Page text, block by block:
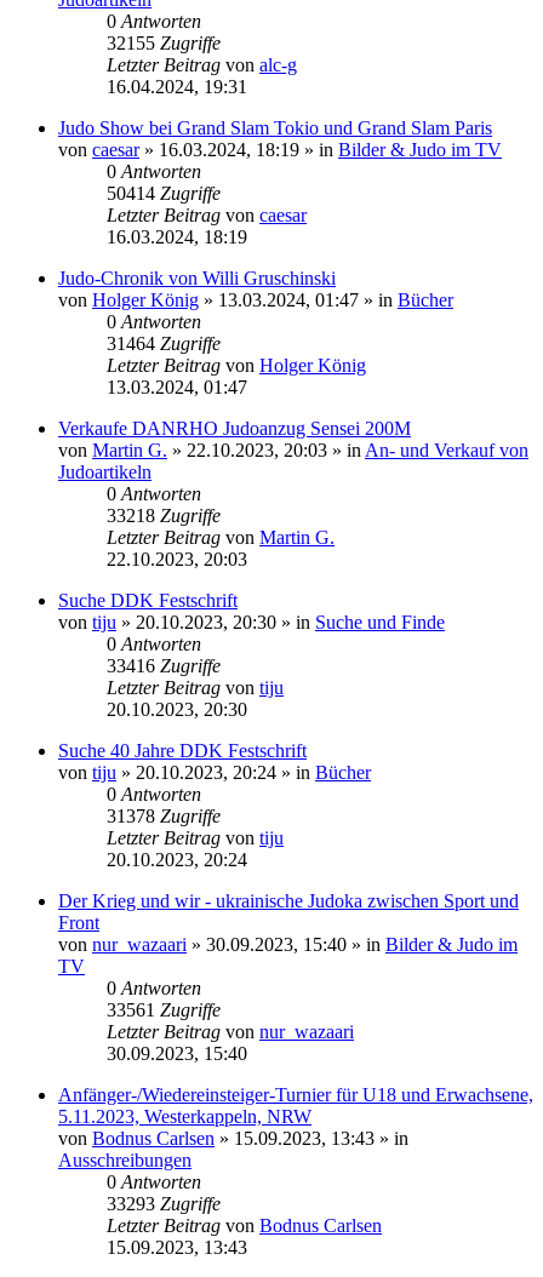
0 Antworten
32155 Zugriffe
Letzter Beitrag von alc-g
16.04.2024, 19:31
Judo Show bei Grand Slam Tokio und Grand Slam Paris
von caesar» 16.03.2024, 18:19 » in Bilder & Judo im TV
0 Antworten
50414 Zugriffe
Letzter Beitrag von caesar
16.03.2024, 18:19
Judo-Chronik von Willi Gruschinski
von Holger König » 13.03.2024, 01:47 » in Bücher
0 Antworten
31464 Zugriffe
Letzter Beitrag von Holger König
13.03.2024, 01:47
Verkaufe DANRHO Judoanzug Sensei 200M
von Martin G. » 22.10.2023, 20:03 » in An- und Verkauf von
Judoartikeln
0 Antworten
33218 Zugriffe
Letzter Beitrag von Martin G.
22.10.2023, 20:03
Suche DDK Festschrift
von tiju » 20.10.2023, 20:30 » in Suche und Finde
0 Antworten
33416 Zugriffe
Letzter Beitrag von tiju
20.10.2023, 20:30
Suche 40 Jahre DDK Festschrift
von tiju » 20.10.2023, 20:24 » in Bücher
0 Antworten
31378 Zugriffe
Letzter Beitrag von tiju
20.10.2023, 20:24
Der Krieg und wir - ukrainische Judoka zwischen Sport und
Front
von nur_wazaari » 30.09.2023, 15:40 » in Bilder & Judo im
TV
0 Antworten
33561 Zugriffe
Letzter Beitrag von nur_wazaari
30.09.2023, 15:40
Anfänger-/Wiedereinsteiger-Turnier für U18 und Erwachsene,
5.11.2023, Westerkappeln, NRW
von Bodnus Carlsen » 15.09.2023, 13:43 » in
Ausschreibungen
0 Antworten
33293 Zugriffe
Letzter Beitrag von Bodnus Carlsen
15.09.2023, 13:43